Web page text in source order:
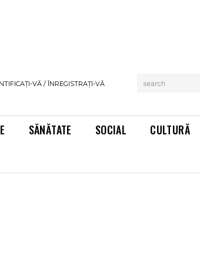
VĂ / ÎNREGISTRAȚI-VĂ search
SĂNĂTATE SOCIAL CULTURĂ